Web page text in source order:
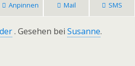
Anpinnen Mail SMS
. Gesehen bei Susanne.